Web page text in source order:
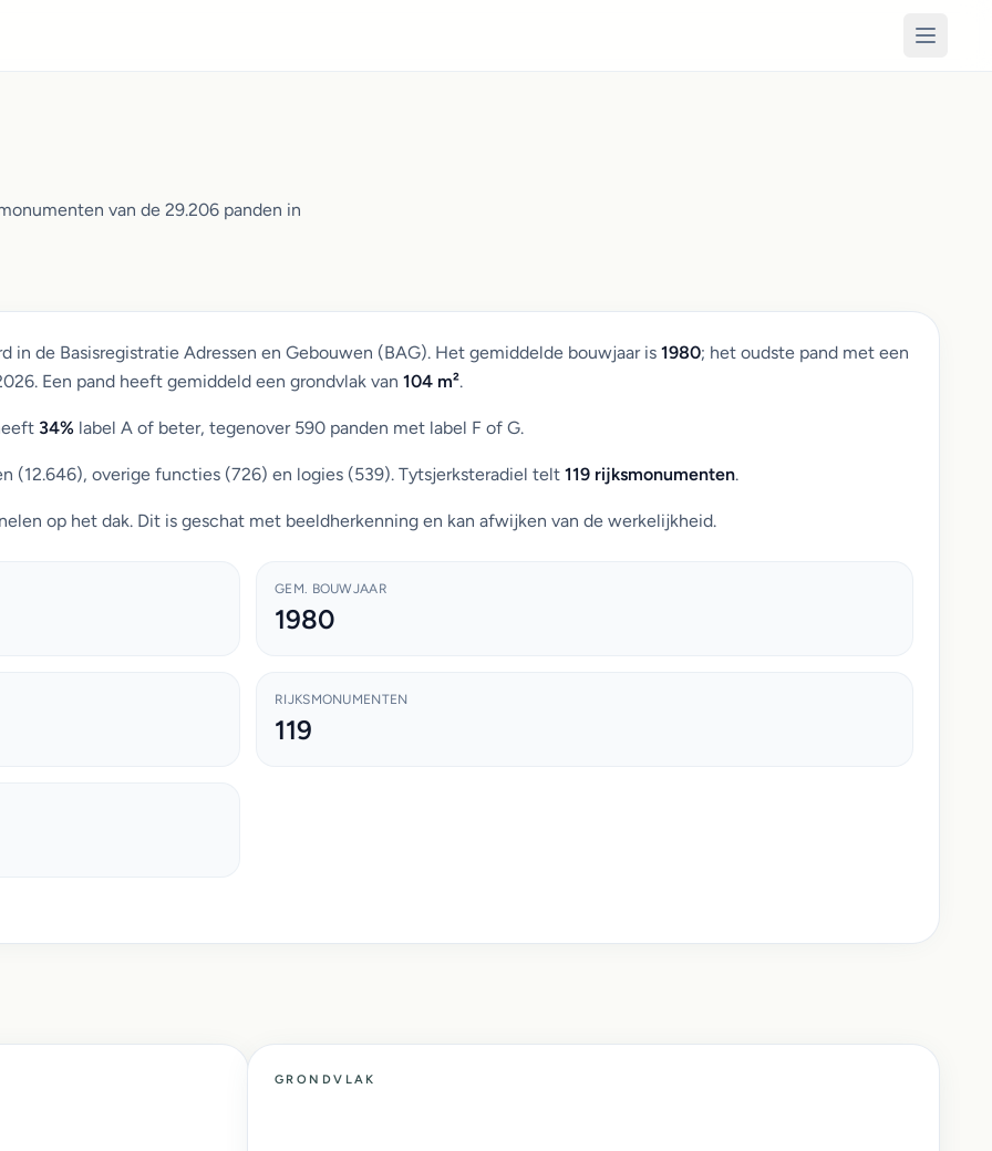
van de 29.206 panden in
in de Basisregistratie Adressen en Gebouwen (BAG). Het gemiddelde bouwjaar is 1980; het oudste pand met een
Een pand heeft gemiddeld een grondvlak van 104 m².
34% label A of beter, tegenover 590 panden met label F of G.
(12.646), overige functies (726) en logies (539). Tytsjerksteradiel telt 119 rijksmonumenten.
op het dak. Dit is geschat met beeldherkenning en kan afwijken van de werkelijkheid.
GEM. BOUWJAAR
1980
RIJKSMONUMENTEN
119
GRONDVLAK